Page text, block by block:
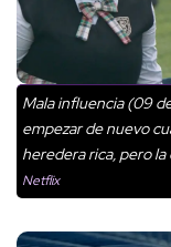
Mala influencia (09
empezar de nuevo
heredera rica, pero
Netflix